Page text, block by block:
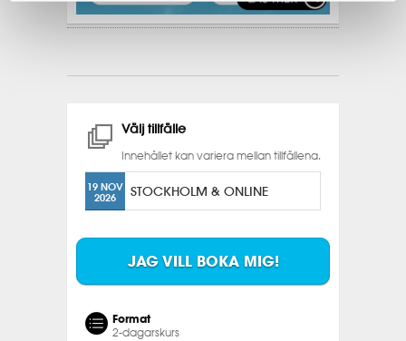
Välj tillfälle
Innehållet kan variera mellan tillfällena.
19 NOV
2026
STOCKHOLM & ONLINE
JAG VILL BOKA MIG!
Format
2-dagarskurs